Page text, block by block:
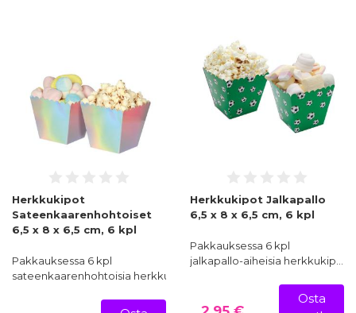
Herkkukipot
Sateenkaarenhohtoiset
6,5 x 8 x 6,5 cm, 6 kpl
Pakkauksessa 6 kpl
sateenkaarenhohtoisia herkkukippoj…
Herkkukipot Jalkapallo
6,5 x 8 x 6,5 cm, 6 kpl
Pakkauksessa 6 kpl
jalkapallo-aiheisia herkkukip…
Osta